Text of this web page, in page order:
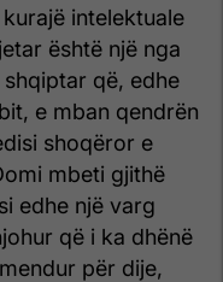
intelektuale
është një nga
që, edhe
e mban qendrën
shoqëror e
mbeti gjithë
edhe një varg
që i ka dhënë
për dije,